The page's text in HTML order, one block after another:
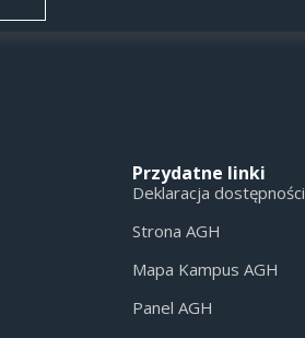
Przydatne linki
Deklaracja dostępności
Strona AGH
Mapa Kampus AGH
Panel AGH